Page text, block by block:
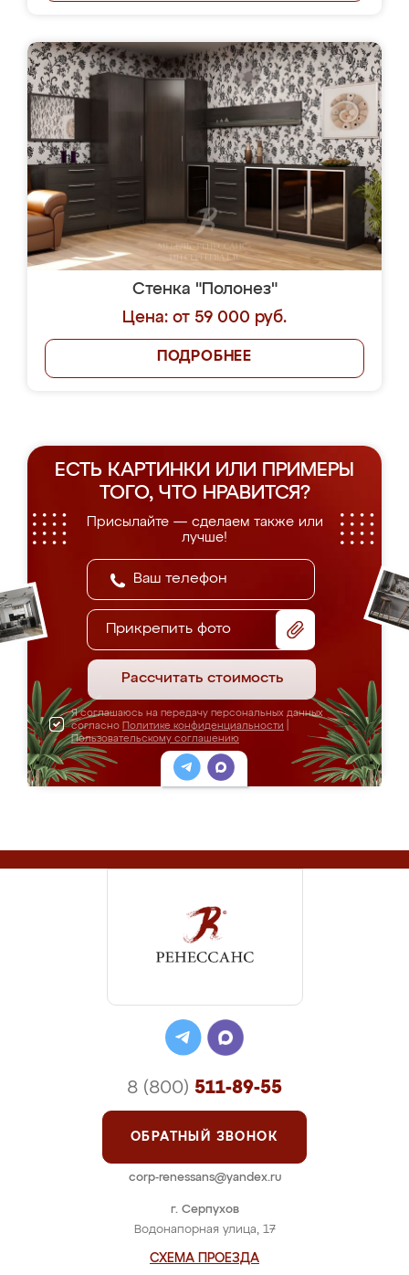
Стенка "Полонез"
Цена: от 59 000 руб.
ПОДРОБНЕЕ
ЕСТЬ КАРТИНКИ ИЛИ ПРИМЕРЫ
ТОГО, ЧТО НРАВИТСЯ?
Присылайте — сделаем также или
лучше!
Прикрепить фото
Рассчитать стоимость
Я соглашаюсь на передачу персональных данных
согласно Политике конфиденциальности
Пользовательскому соглашению
г. Серпухов
Водонапорная улица, 17
СХЕМА ПРОЕЗДА
8 (800) 511-89-55
ОБРАТНЫЙ ЗВОНОК
corp-renessans@yandex.ru